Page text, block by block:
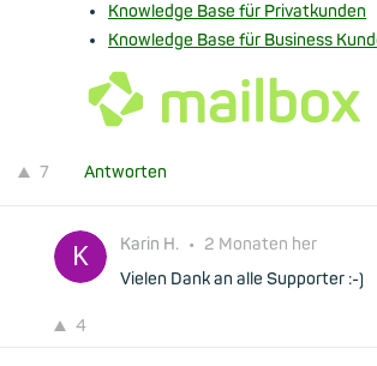
Knowledge Base für Privatkunden
Knowledge Base für Business
7 Antworten
Karin H. • 2 Monaten her
Vielen Dank an alle Supporter :-)
4